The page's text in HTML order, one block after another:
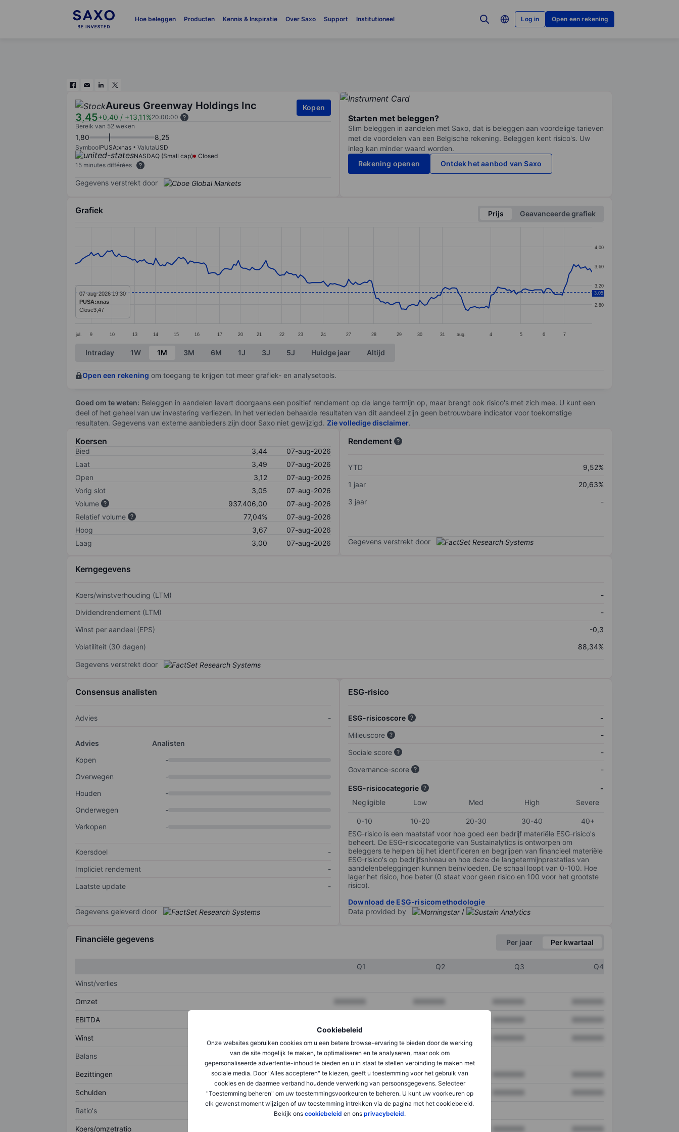
Hoe beleggen Producten Kennis & Inspiratie Over Saxo Support Institutioneel Log in Open een rekening
Cookiebeleid
Onze websites gebruiken cookies om u een betere browse-ervaring te bieden door de werking
van de site mogelijk te maken, te optimaliseren en te analyseren, maar ook om
gepersonaliseerde advertentie-inhoud te bieden en u in staat te stellen verbinding te maken met
sociale media. Door "Alles accepteren" te kiezen, geeft u toestemming voor het gebruik van
cookies en de daarmee verband houdende verwerking van persoonsgegevens. Selecteer
"Toestemming beheren" om uw toestemmingsvoorkeuren te beheren. U kunt uw voorkeuren op
elk gewenst moment wijzigen of uw toestemming intrekken via de pagina met het cookiebeleid.
Bekijk ons cookiebeleid en ons privacybeleid.
Aureus Greenway Holdings Inc
3,45+0,40 / +13,11%20:00:00
Kopen
Bereik van 52 weken
1,80 8,25
SymboolPUSA:xnas ValutaUSD
NASDAQ (Small cap)
Closed
15 minutes différées
Gegevens verstrekt door
Starten met beleggen?
Slim beleggen in aandelen met Saxo, dat is beleggen aan voordelige tarieven
met de voordelen van een Belgische rekening. Beleggen kent risico's. Uw
inleg kan minder waard worden.
Rekening openen
Ontdek het aanbod van Saxo
Grafiek Prijs
Geavanceerde grafiek
Line chart with 226 data points.
The chart has 1 X axis displaying categories.
The chart has 1 Y axis displaying values. Data ranges from 2.67 to 3.92.
jul. 9 10 13 14 15 16 17 20 21 22 23 24 27 28 29 30 31 aug. 4 5 6 7
2,80
3,20
3,60
4,00
3,05
07-aug-2026 19:30
PUSA:xnas
Close3,47
End of interactive chart.
Intraday 1W 1M 3M 6M 1J 3J 5J Huidge jaar Altijd
Open een rekening om toegang te krijgen tot meer grafiek- en analysetools.
Goed om te weten: Beleggen in aandelen levert doorgaans een positief rendement op de lange termijn op, maar brengt ook risico's met zich mee. U kunt een
deel of het geheel van uw investering verliezen. In het verleden behaalde resultaten van dit aandeel zijn geen betrouwbare indicator voor toekomstige
resultaten. Gegevens van externe aanbieders zijn door Saxo niet gewijzigd. Zie volledige disclaimer.
Koersen
Bied 3,44
07-aug-2026
Laat
3,49
07-aug-2026
Open
3,12
07-aug-2026
Vorig slot
3,05
07-aug-2026
Volume
937.406,00
07-aug-2026
Relatief volume
77,04%
07-aug-2026
Hoog
3,67
07-aug-2026
Laag
3,00 07-aug-2026
Rendement
YTD
9,52%
1 jaar
20,63%
3 jaar
-
Gegevens verstrekt door
Kerngegevens
Koers/winstverhouding (LTM)
-
Dividendrendement (LTM)
-
Winst per aandeel (EPS)
-0,3
Volatiliteit (30 dagen)
88,34%
Gegevens verstrekt door
Consensus analisten
Advies -
Advies
Analisten
Kopen
-
Overwegen
-
Houden
-
Onderwegen
-
Verkopen
-
Koersdoel
-
Impliciet rendement
-
Laatste update
-
Gegevens geleverd door
ESG-risico
ESG-risicoscore
-
Milieuscore
-
Sociale score
-
Governance-score
-
ESG-risicocategorie
-
Negligible
Low Med High Severe
0-10 10-20 20-30 30-40
40+
ESG-risico is een maatstaf voor hoe goed een bedrijf materiële ESG-risico's
beheert. De ESG-risicocategorie van Sustainalytics is ontworpen om
beleggers te helpen bij het identificeren en begrijpen van financieel materiële
ESG-risico's op bedrijfsniveau en hoe deze de langetermijnprestaties van
aandelenbeleggingen kunnen beïnvloeden. De schaal loopt van 0-100. Hoe
lager het risico, hoe beter (0 staat voor geen risico en 100 voor het grootste
risico).
Download de ESG-risicomethodologie
Data provided by
/
Financiële gegevens Per jaar Per kwartaal
Q1 Q2 Q3
Q4
Winst/verlies
Omzet
EBITDA
Winst
Balans
Bezittingen XXXXXXX XXXXXXX
Schulden XXXXXXX XXXXXXX
Ratio's
Koers/omzetratio